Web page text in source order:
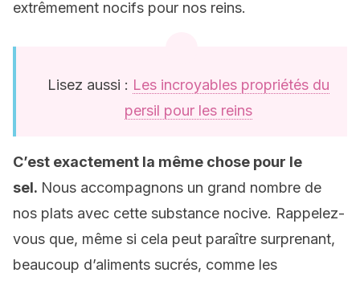
extrêmement nocifs pour nos reins.
Lisez aussi : Les incroyables propriétés du
persil pour les reins
C’est exactement la même chose pour le
sel. Nous accompagnons un grand nombre de
nos plats avec cette substance nocive. Rappelez-
vous que, même si cela peut paraître surprenant,
beaucoup d’aliments sucrés, comme les